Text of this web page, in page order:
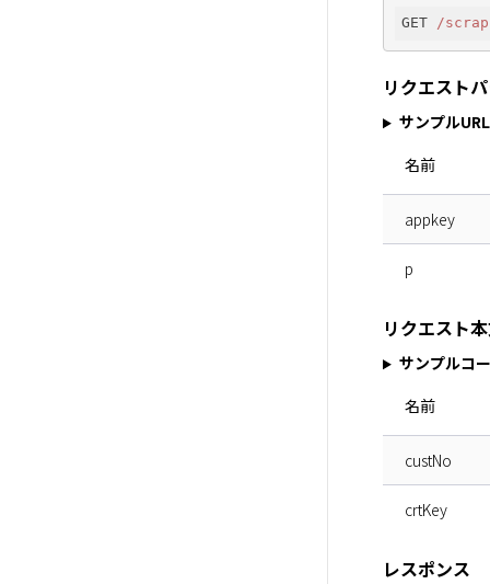
GET /
リクエスト
サンプルURL
名前
appkey
p
リクエスト
サンプルコ
名前
custNo
crtKey
レスポンス